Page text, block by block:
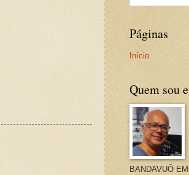
Páginas
Início
Quem sou
BANDAVUÔ